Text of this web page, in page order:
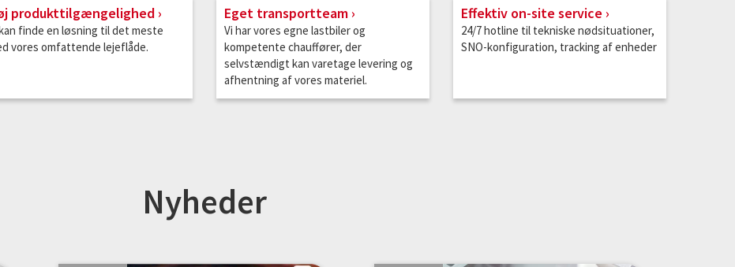
produkttilgængelighed
finde en løsning til det meste
vores omfattende lejeflåde.
Eget transportteam
Vi har vores egne lastbiler og
kompetente chauffører, der
selvstændigt kan varetage levering og
afhentning af vores materiel.
Effektiv on-site service
24/7 hotline til tekniske nødsituationer,
SNO-konfiguration, tracking af enheder
Nyheder